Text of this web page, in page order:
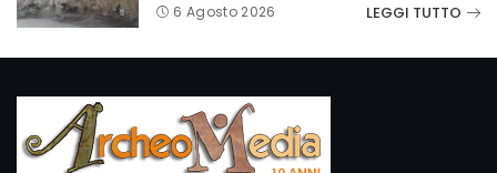
6 Agosto 2026 LEGGI TUTTO